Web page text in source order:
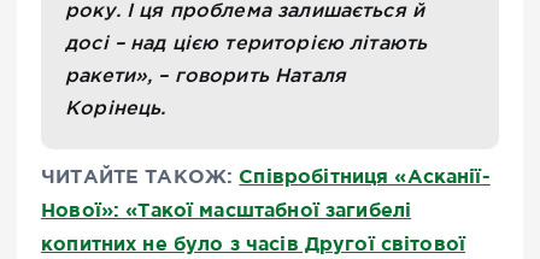
року. І ця проблема залишається й
досі – над цією територією літають
ракети», – говорить Наталя
Корінець.
ЧИТАЙТЕ ТАКОЖ:Співробітниця «Асканії-
Нової»: «Такої масштабної загибелі
копитних не було з часів Другої світової